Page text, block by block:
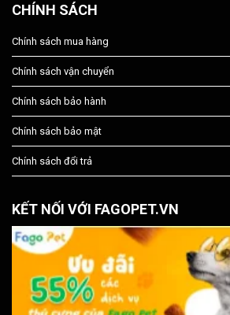
CHÍNH SÁCH
Chính sách mua hàng
Chính sách vận chuyển
Chính sách bảo hành
Chính sách bảo mật
Chính sách đổi trả
KẾT NỐI VỚI FAGOPET.VN